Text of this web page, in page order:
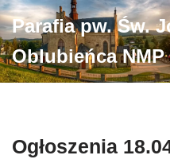
Przejdź
do
treści
Parafia pw. Św.
Oblubieńca
Ogłoszenia